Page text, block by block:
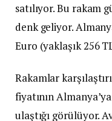
satılıyor. Bu rakam
denk geliyor.
Euro (yaklaşık 256
Rakamlar
fiyatının
ulaştığı görülüyor.